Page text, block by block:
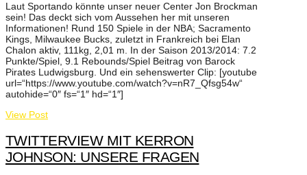
Laut Sportando könnte unser neuer Center Jon Brockman
sein! Das deckt sich vom Aussehen her mit unseren
Informationen! Rund 150 Spiele in der NBA; Sacramento
Kings, Milwaukee Bucks, zuletzt in Frankreich bei Elan
Chalon aktiv, 111kg, 2,01 m. In der Saison 2013/2014: 7.2
Punkte/Spiel, 9.1 Rebounds/Spiel Beitrag von Barock
Pirates Ludwigsburg. Und ein sehenswerter Clip: [youtube
url=“https://www.youtube.com/watch?v=nR7_Qfsg54w“
autohide=“0″ fs=“1″ hd=“1″]
View Post
TWITTERVIEW MIT KERRON
JOHNSON: UNSERE FRAGEN